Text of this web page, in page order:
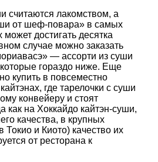
считаются лакомством, а
от шеф-повара» в самых
может достигать десятка
случае можно заказать
— ассорти из суши
гораздо ниже. Еще
купить в повсеместно
где тарелочки с суши
конвейеру и стоят
как на Хоккайдо кайтэн-суши,
качества, в крупных
Токио и Киото) качество их
от ресторана к